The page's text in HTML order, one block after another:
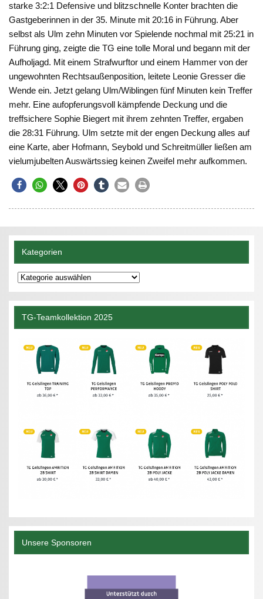
starke 3:2:1 Defensive und blitzschnelle Konter brachten die
Gastgeberinnen in der 35. Minute mit 20:16 in Führung. Aber
selbst als Ulm zehn Minuten vor Spielende nochmal mit 25:21 in
Führung ging, zeigte die TG eine tolle Moral und begann mit der
Aufholjagd. Mit einem Strafwurftor und einem Hammer von der
ungewohnten Rechtsaußenposition, leitete Leonie Gresser die
Wende ein. Jetzt gelang Ulm/Wiblingen fünf Minuten kein Treffer
mehr. Eine aufopferungsvoll kämpfende Deckung und die
treffsichere Sophie Biegert mit ihrem zehnten Treffer, ergaben
die 28:31 Führung. Ulm setzte mit der engen Deckung alles auf
eine Karte, aber Hofmann, Seybold und Schreitmüller ließen am
vielumjubelten Auswärtssieg keinen Zweifel mehr aufkommen.
Kategorien
Kategorien
TG-Teamkollektion 2025
Unsere Sponsoren